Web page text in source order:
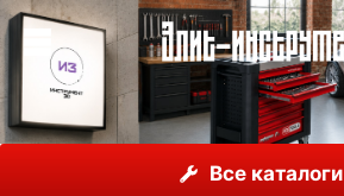
Все каталоги
Unior, Словения
Ключи шестигранные